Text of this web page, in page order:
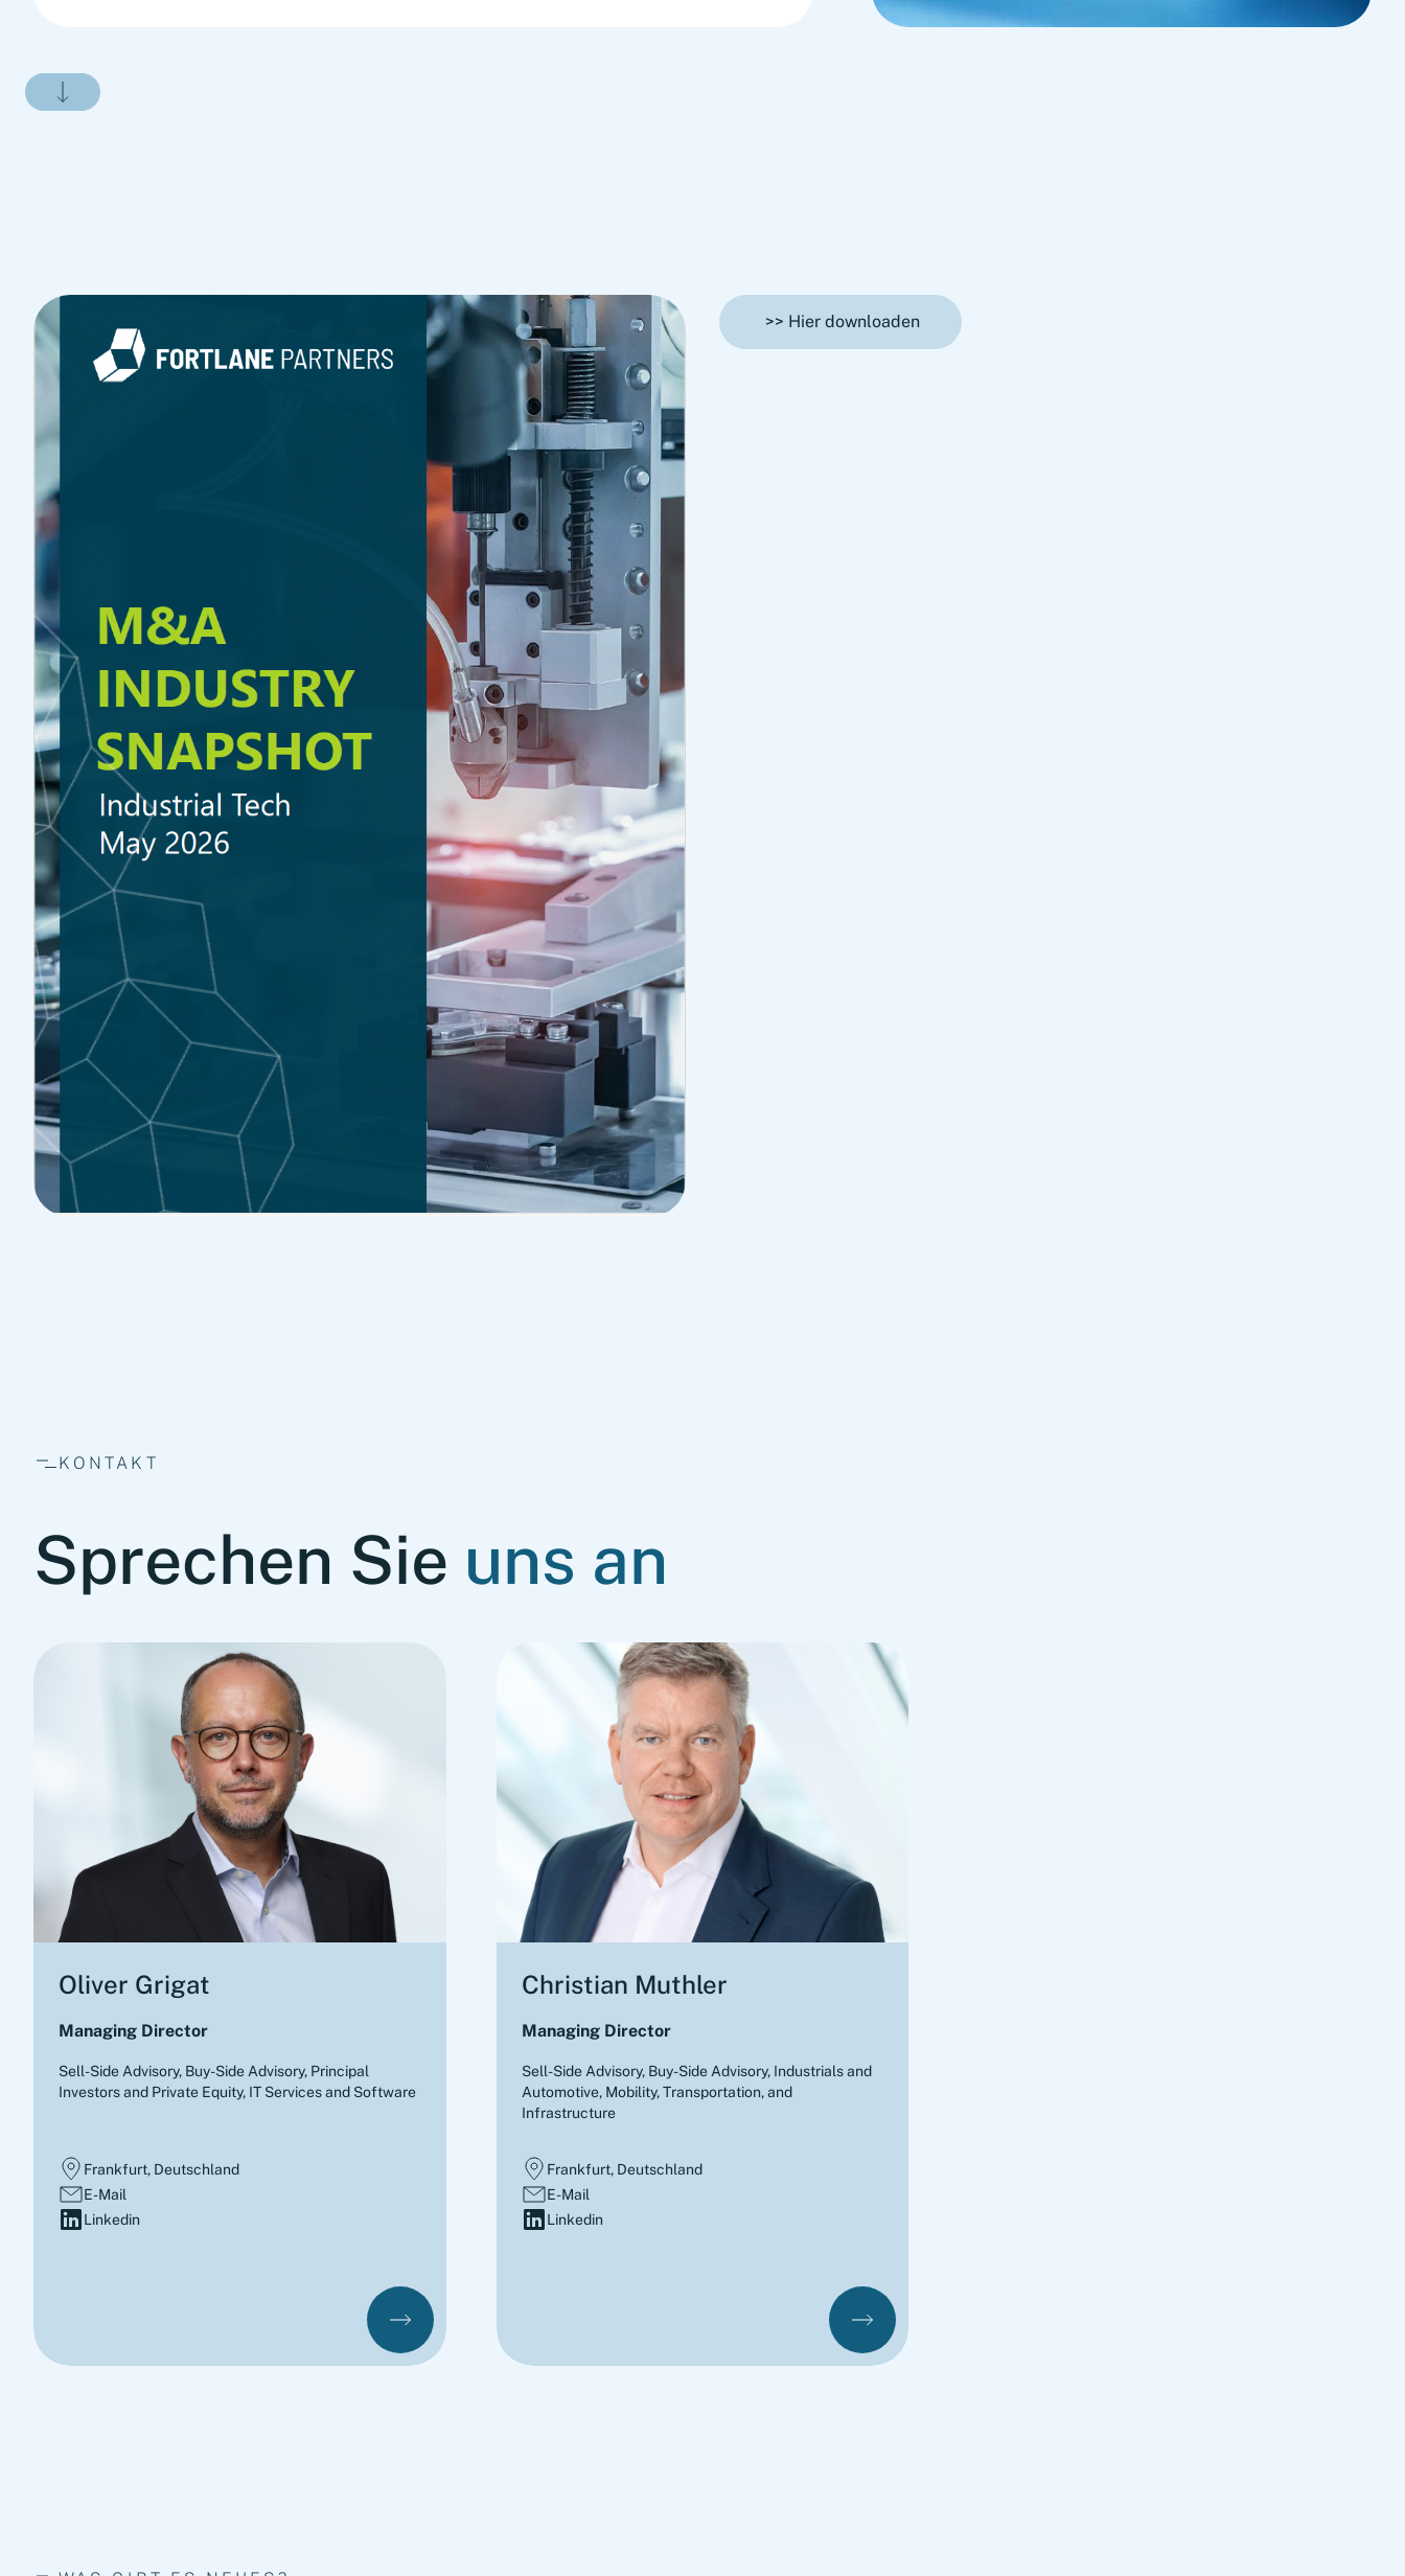
>> Hier downloaden
KONTAKT
Sprechen Sie uns an
Oliver Grigat
Managing Director
Sell-Side Advisory, Buy-Side Advisory, Principal
Investors and Private Equity, IT Services and Software
Frankfurt, Deutschland
E-Mail
Linkedin
Christian Muthler
Managing Director
Sell-Side Advisory, Buy-Side Advisory, Industrials and
Automotive, Mobility, Transportation, and
Infrastructure
Frankfurt, Deutschland
E-Mail
Linkedin